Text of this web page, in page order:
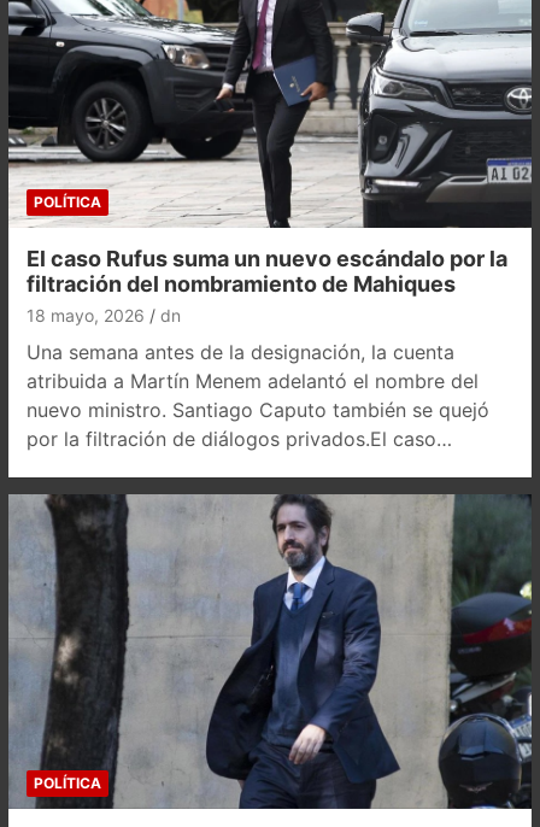
POLÍTICA
El caso Rufus suma un nuevo escándalo por la
filtración del nombramiento de Mahiques
18 mayo, 2026 dn
Una semana antes de la designación, la cuenta
atribuida a Martín Menem adelantó el nombre del
nuevo ministro. Santiago Caputo también se quejó
por la filtración de diálogos privados.El caso…
POLÍTICA